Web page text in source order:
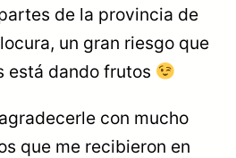
de la provincia de
un gran riesgo que
está dando frutos
con mucho
que me recibieron en